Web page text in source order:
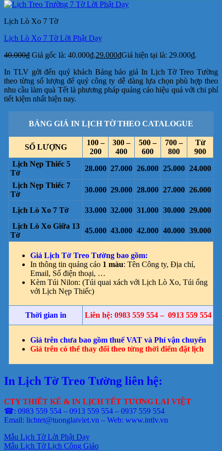
Lịch Lò Xo 7 Tờ
Lịch Lò Xo 7 Tờ Lời Phật Dạy
40.000₫ Giá gốc là: 40.000₫.29.000₫Giá hiện tại là: 29.000₫.
In TLV gởi đến quý khách Bảng báo giá In Lịch Tờ Treo Tường
theo từng số lượng để quý công ty dễ dàng lựa chọn phù hợp theo
nhu cầu làm quà Tết là phương pháp quảng cáo hiệu quả với chi phí
tiết kiệm nhất hiện nay.
BẢNG GIÁ IN LỊCH TỜ THEO CATALOGUE
SỐ LƯỢNG
100 –
200
300 –
400
500 –
600
700 –
800
Từ
900
Lịch Nẹp Thiếc 5
Tờ
28.000 27.000 26.000 25.000 24.000
Lịch Nẹp Thiếc 7
Tờ
30.000 29.000 28.000 27.000 26.000
Lịch Lò Xo 7 Tờ 33.000 32.000 31.000 30.000 29.000
Lịch Lò Xo Giữa 13
Tờ
45.000 43.000 42.000 40.000 39.000
Giá Lịch Tờ Treo Tường bao gồm:
In thông tin quảng cáo 1 màu: Tên Công ty, Địa chỉ,
Email, Số điện thoại, …
Kèm Túi Nilon: (Túi quai xách với Lịch Lò Xo, Túi ống
với Lịch Nẹp Thiếc)
Thời gian in Liên hệ: 0983 559 554 – 0913 559 554
Giá trên chưa bao gồm thuế VAT và Phí vận chuyển
Giá trên có thể thay đổi theo từng thời điểm đặt lịch
In Lịch Tờ Treo Tường liên hệ:
CTY THIẾT KẾ & IN LỊCH TẾT TƯƠNG LAI VIỆT
☎: 0983 559 554 – 0913 559 554 – 0937 559 554
Email: lichtet@tuonglaiviet.vn – Web: www.intlv.vn
Mẫu Lịch Tờ Lời Phật Dạy
Mẫu Lịch Tờ Lịch Công Giáo